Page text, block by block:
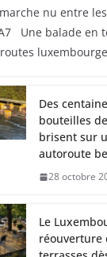
nu entre
Une balade en
Des
bouteilles
brisent sur
autoroute
28 octobre
Le
réouverture